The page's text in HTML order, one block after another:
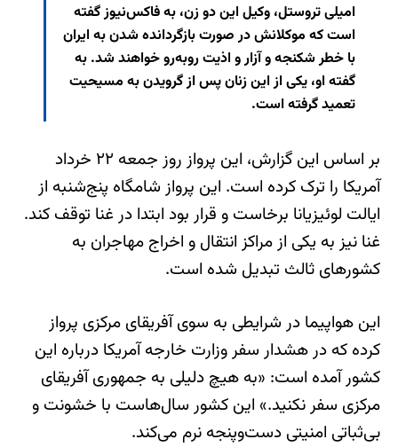
امیلی تروستل، وکیل این دو زن، به فاکس‌نیوز گفته
است که موکلانش در صورت بازگردانده شدن به ایران
با خطر شکنجه و آزار و اذیت روبه‌رو خواهند شد. به
گفته او، یکی از این زنان پس از گرویدن به مسیحیت
تعمید گرفته است.
بر اساس این گزارش، این پرواز روز جمعه ۲۲ خرداد
آمریکا را ترک کرده است. این پرواز شامگاه پنج‌شنبه از
ایالت لوئیزیانا برخاست و قرار بود ابتدا در غنا توقف کند.
غنا نیز به یکی از مراکز انتقال و اخراج مهاجران به
کشورهای ثالث تبدیل شده است.
این هواپیما در شرایطی به سوی آفریقای مرکزی پرواز
کرده که در هشدار سفر وزارت خارجه آمریکا درباره این
کشور آمده است: «به هیچ دلیلی به جمهوری آفریقای
مرکزی سفر نکنید.» این کشور سال‌هاست با خشونت و
بی‌ثباتی امنیتی دست‌وپنجه نرم می‌کند.